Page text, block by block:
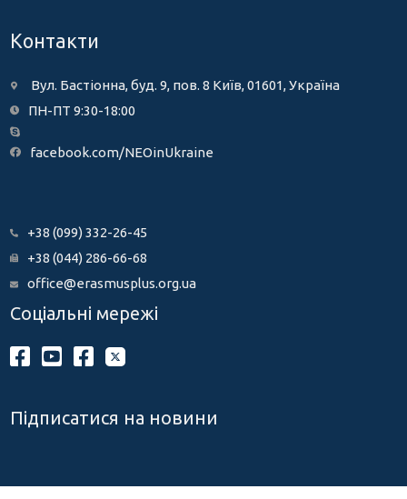
Контакти
Вул. Бастіонна, буд. 9, пов. 8 Київ, 01601, Україна
ПН-ПТ 9:30-18:00
facebook.com/NEOinUkraine
+38 (099) 332-26-45
+38 (044) 286-66-68
office@erasmusplus.org.ua
Соціальні мережі
Підписатися на новини